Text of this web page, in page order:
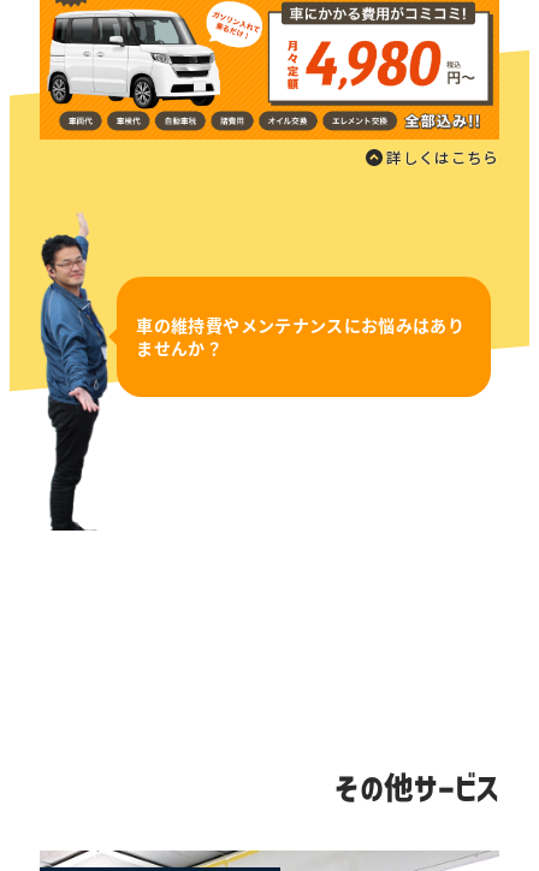
詳しくはこちら
車の維持費やメンテナンスにお悩みはあり
ませんか？
その他サービス